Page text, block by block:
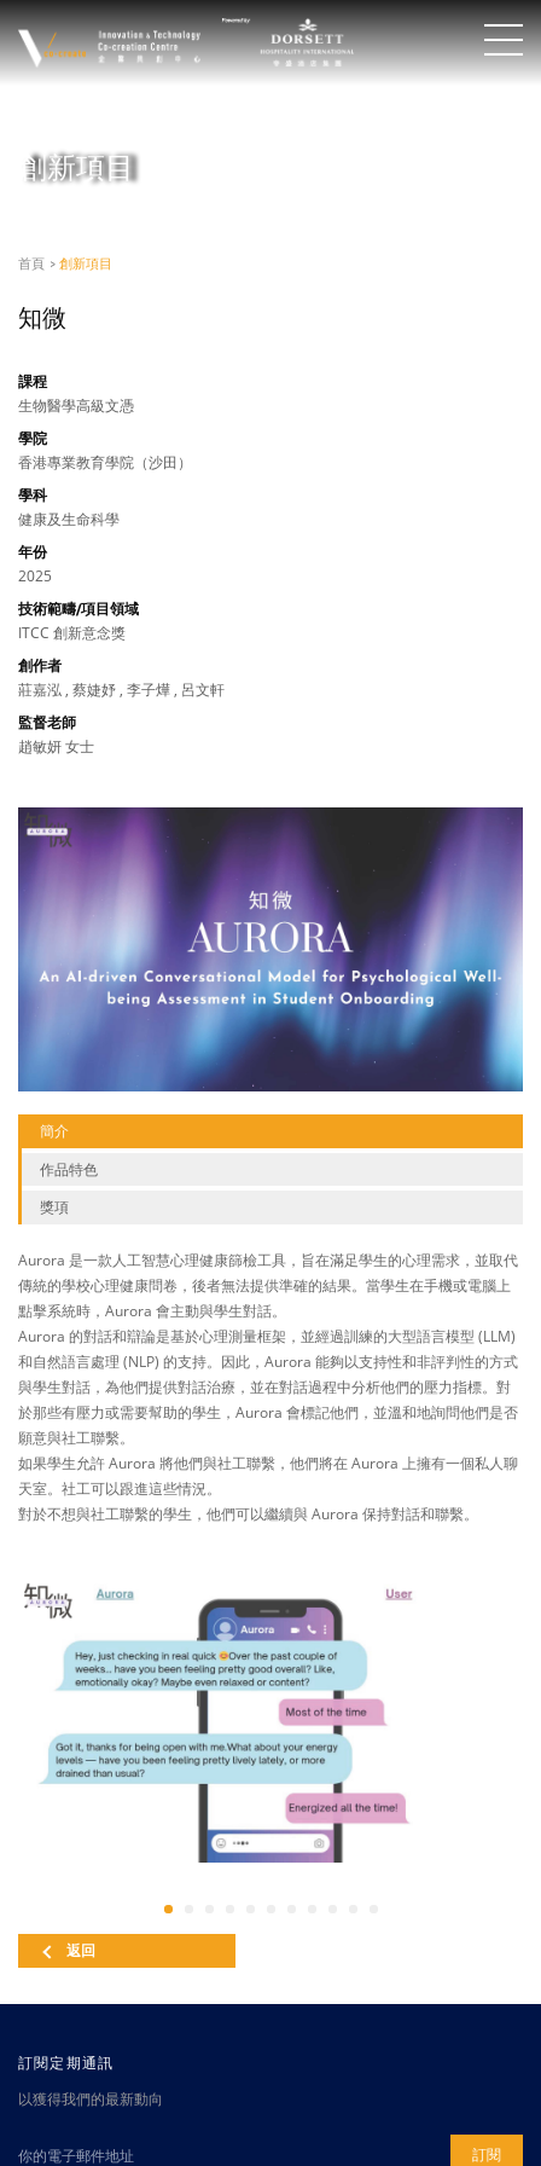
創新項目
首頁 > 創新項目
知微
課程
生物醫學高級文憑
學院
香港專業教育學院（沙田）
學科
健康及生命科學
年份
2025
技術範疇/項目領域
ITCC 創新意念獎
創作者
莊嘉泓 , 蔡婕妤 , 李子燁 , 呂文軒
監督老師
趙敏妍 女士
簡介
作品特色
獎項
Aurora 是一款人工智慧心理健康篩檢工具，旨在滿足學生的心理需求，並取代
傳統的學校心理健康問卷，後者無法提供準確的結果。當學生在手機或電腦上
點擊系統時，Aurora 會主動與學生對話。
Aurora 的對話和辯論是基於心理測量框架，並經過訓練的大型語言模型 (LLM)
和自然語言處理 (NLP) 的支持。因此，Aurora 能夠以支持性和非評判性的方式
與學生對話，為他們提供對話治療，並在對話過程中分析他們的壓力指標。對
於那些有壓力或需要幫助的學生，Aurora 會標記他們，並溫和地詢問他們是否
願意與社工聯繫。
如果學生允許 Aurora 將他們與社工聯繫，他們將在 Aurora 上擁有一個私人聊
天室。社工可以跟進這些情況。
對於不想與社工聯繫的學生，他們可以繼續與 Aurora 保持對話和聯繫。
返回
訂閱定期通訊
以獲得我們的最新動向
訂閱